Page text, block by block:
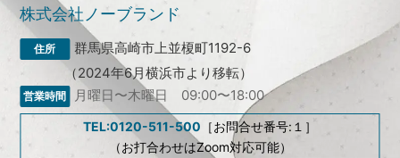
株式会社ノーブランド
群馬県高崎市上並榎町1192-6
（2024年6月横浜市より移転）
月曜日〜木曜日 09:00〜18:00
TEL:0120-511-500 ［お問合せ番号:１］
（お打合わせはZoom対応可能）